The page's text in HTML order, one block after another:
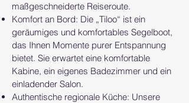
maßgeschneiderte Reiseroute.
Komfort an Bord: Die „Tiloo“ ist ein
geräumiges und komfortables Segelboot,
das Ihnen Momente purer Entspannung
bietet. Sie erwartet eine komfortable
Kabine, ein eigenes Badezimmer und ein
einladender Salon.
Authentische regionale Küche: Unsere